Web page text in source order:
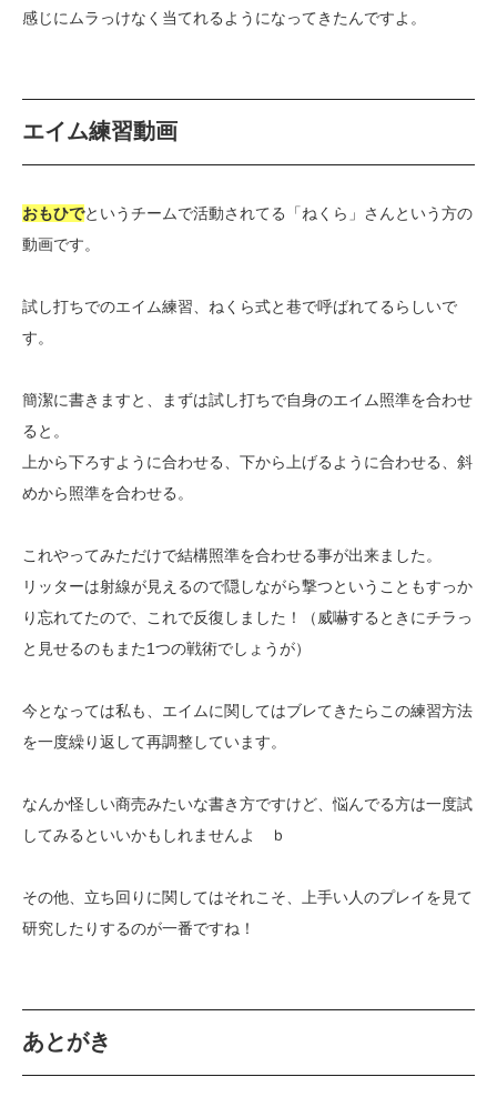
感じにムラっけなく当てれるようになってきたんですよ。
エイム練習動画
おもひでというチームで活動されてる「ねくら」さんという方の
動画です。
試し打ちでのエイム練習、ねくら式と巷で呼ばれてるらしいで
す。
簡潔に書きますと、まずは試し打ちで自身のエイム照準を合わせ
ると。
上から下ろすように合わせる、下から上げるように合わせる、斜
めから照準を合わせる。
これやってみただけで結構照準を合わせる事が出来ました。
リッターは射線が見えるので隠しながら撃つということもすっか
り忘れてたので、これで反復しました！（威嚇するときにチラっ
と見せるのもまた1つの戦術でしょうが）
今となっては私も、エイムに関してはブレてきたらこの練習方法
を一度繰り返して再調整しています。
なんか怪しい商売みたいな書き方ですけど、悩んでる方は一度試
してみるといいかもしれませんよ ｂ
その他、立ち回りに関してはそれこそ、上手い人のプレイを見て
研究したりするのが一番ですね！
あとがき